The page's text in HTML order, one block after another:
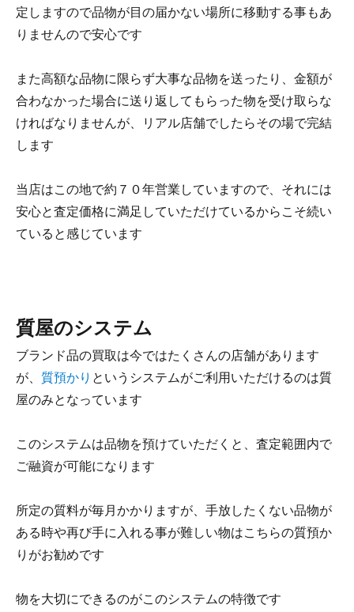
定しますので品物が目の届かない場所に移動する事もあ
りませんので安心です
また高額な品物に限らず大事な品物を送ったり、金額が
合わなかった場合に送り返してもらった物を受け取らな
ければなりませんが、リアル店舗でしたらその場で完結
します
当店はこの地で約７０年営業していますので、それには
安心と査定価格に満足していただけているからこそ続い
ていると感じています
質屋のシステム
ブランド品の買取は今ではたくさんの店舗があります
が、 質預かり というシステムがご利用いただけるのは質
屋のみとなっています
このシステムは品物を預けていただくと、査定範囲内で
ご融資が可能になります
所定の質料が毎月かかりますが、手放したくない品物が
ある時や再び手に入れる事が難しい物はこちらの質預か
りがお勧めです
物を大切にできるのがこのシステムの特徴です